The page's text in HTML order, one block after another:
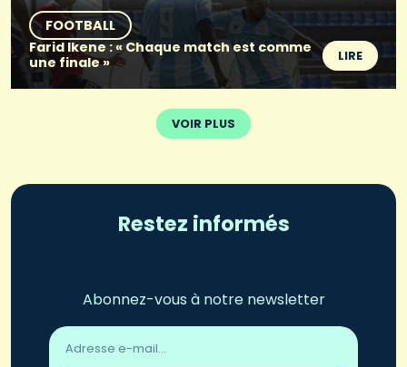
FOOTBALL
Farid Ikene : « Chaque match est comme
une finale »
LIRE
VOIR PLUS
Restez informés
Abonnez-vous à notre newsletter
Adresse
email